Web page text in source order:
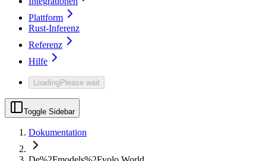
Plattform
Rust-Inferenz
Referenz
Hilfe
LoadingPlease wait
Toggle Sidebar
Dokumentation